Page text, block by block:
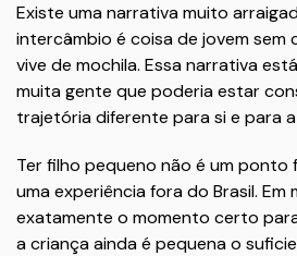
Existe uma narrativa muito
intercâmbio é coisa de jovem sem
vive de mochila. Essa narrativa
muita gente que poderia estar
trajetória diferente para si e para
Ter filho pequeno não é um ponto
uma experiência fora do Brasil. Em
exatamente o momento certo
a criança ainda é pequena o